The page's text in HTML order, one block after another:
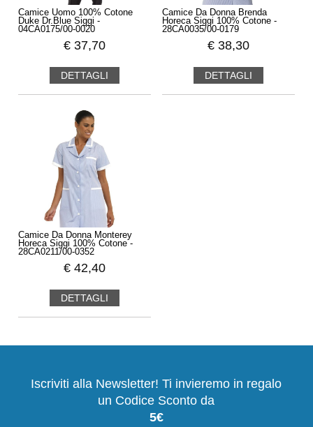
Camice Uomo 100% Cotone
Duke Dr.Blue Siggi -
04CA0175/00-0020
€ 37,70
DETTAGLI
Camice Da Donna Brenda
Horeca Siggi 100% Cotone -
28CA0035/00-0179
€ 38,30
DETTAGLI
Camice Da Donna Monterey
Horeca Siggi 100% Cotone -
28CA0211/00-0352
€ 42,40
DETTAGLI
Iscriviti alla Newsletter! Ti invieremo in regalo
un Codice Sconto da
5€